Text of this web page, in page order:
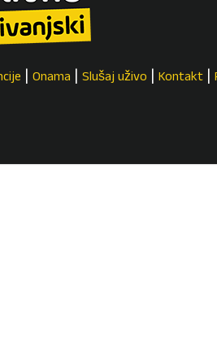
Onama Slušaj uživo Kontakt